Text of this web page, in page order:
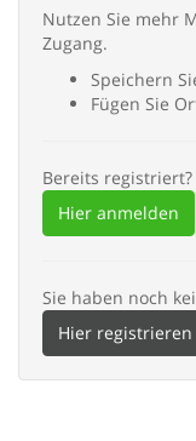
Nutzen Sie mehr
Zugang.
Speichern
Fügen Sie
Bereits registriert?
Hier anmelden
Sie haben noch
Hier registrieren